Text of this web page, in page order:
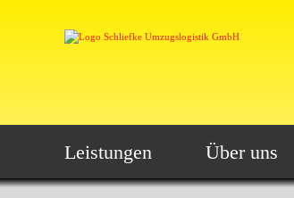
Leistungen Über uns